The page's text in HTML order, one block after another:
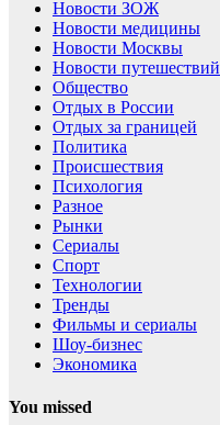
Новости ЗОЖ
Новости медицины
Новости Москвы
Новости путешествий
Общество
Отдых в России
Отдых за границей
Политика
Происшествия
Психология
Разное
Рынки
Сериалы
Спорт
Технологии
Тренды
Фильмы и сериалы
Шоу-бизнес
Экономика
You missed